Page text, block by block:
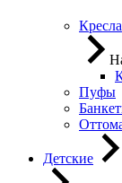
Кресла
Пуфы
Детские